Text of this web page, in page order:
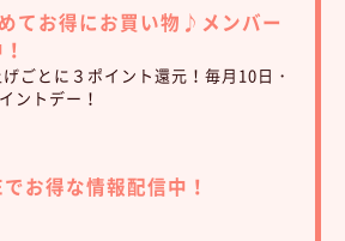
てお得にお買い物♪ メンバー
ごとに３ポイント還元！毎月10日・
ントデー！
お得な情報配信中！